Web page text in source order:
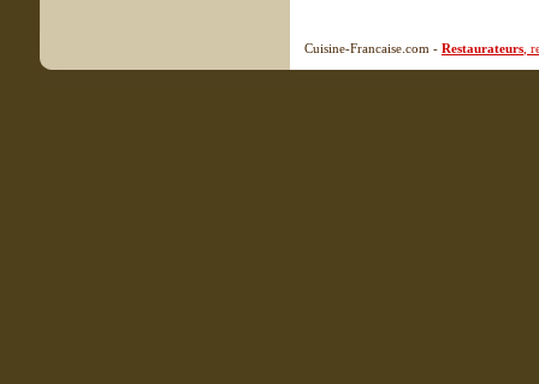
Cuisine-Francaise.com - Restaurateurs ,